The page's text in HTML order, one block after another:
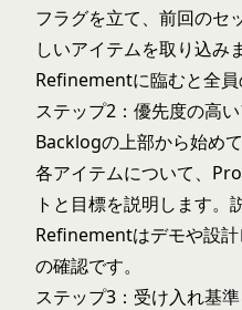
フラグを立て、前回のセ
しいアイテムを取り込み
Refinementに臨むと全員
ステップ2：優先度の高
Backlogの上部から始め
各アイテムについて、
トと目標を説明します。
Refinementはデモや設
の確認です。
ステップ3：受け入れ基